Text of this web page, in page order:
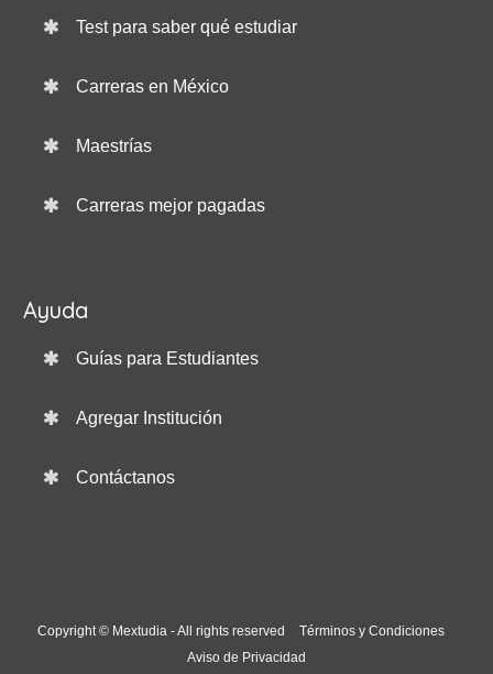
Test para saber qué estudiar
Carreras en México
Maestrías
Carreras mejor pagadas
Ayuda
Guías para Estudiantes
Agregar Institución
Contáctanos
Copyright © Mextudia - All rights reserved
Términos y Condiciones
Aviso de Privacidad